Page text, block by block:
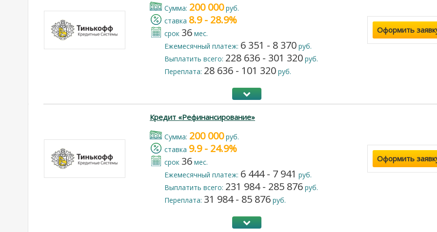
Cумма: 200 000руб.
cтавка 8.9 - 28.9%
срок 36 мес.
Ежемесячный платеж: 6 351 - 8 370 руб.
Выплатить всего: 228 636 - 301 320 руб.
Переплата: 28 636 - 101 320 руб.
Оформить
Кредит «Рефинансирование»
Cумма: 200 000руб.
cтавка 9.9 - 24.9%
срок 36 мес.
Ежемесячный платеж: 6 444 - 7 941 руб.
Выплатить всего: 231 984 - 285 876 руб.
Переплата: 31 984 - 85 876 руб.
Оформить